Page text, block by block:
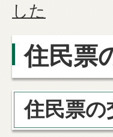
した
住民票
住民票の